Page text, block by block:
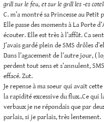
grill sur le feu, et sur le grill les -es
C. m’a montré sa Princesse au Petit
Elle passe des moments à La Porte
écouter. Elle est très à l’affût. Ca
J’avais gardé plein de SMS drôles
Dans l’agacement de l’autre jour, (
perdent tout sens et s’annulent,
effacé. Zut.
Je repense à ma soeur qui avait
la rapidité excessive du flux..Ce qui
verbaux je ne répondais que par
parlais, si je parlais, très lentement.